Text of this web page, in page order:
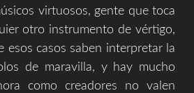
virtuosos, gente que toca
otro instrumento de vértigo,
esos casos saben interpretar la
de maravilla, y hay mucho
como creadores no valen